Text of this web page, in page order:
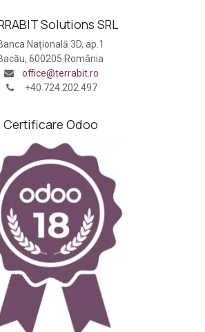
Solutions SRL
Națională 3D, ap.1
600205 România
office@terrabit.ro
+40.724.202.497
Certificare Odoo